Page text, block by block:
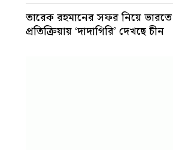
তারেক রহমানের সফর নিয়ে ভারতে
প্রতিক্রিয়ায় ‘দাদাগিরি’ দেখছে চীন